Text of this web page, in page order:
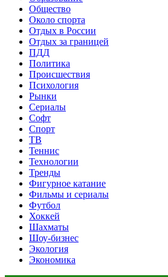
Общество
Около спорта
Отдых в России
Отдых за границей
ПДД
Политика
Происшествия
Психология
Рынки
Сериалы
Софт
Спорт
ТВ
Теннис
Технологии
Тренды
Фигурное катание
Фильмы и сериалы
Футбол
Хоккей
Шахматы
Шоу-бизнес
Экология
Экономика